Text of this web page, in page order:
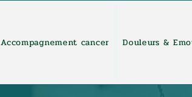
Accompagnement cancer Douleurs &